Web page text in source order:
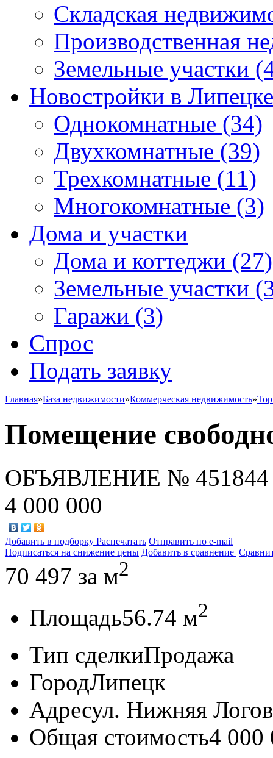
Складская
Производственная
Земельные участки
Новостройки в Липецке
Однокомнатные (34)
Двухкомнатные (39)
Трехкомнатные (11)
Многокомнатные (3)
Дома и участки
Дома и коттеджи (27)
Земельные участки
Гаражи (3)
Спрос
Подать заявку
Главная»База недвижимости»Коммерческая недвижимость»
Помещение
ОБЪЯВЛЕНИЕ № 451844
4 000 000
Добавить в подборку Распечатать Отправить по e-mail
Подписаться на снижение цены Добавить в сравнение
70 497 за м2
Площадь56.74 м2
Тип сделкиПродажа
ГородЛипецк
Адресул. Нижняя
Общая стоимость4 000